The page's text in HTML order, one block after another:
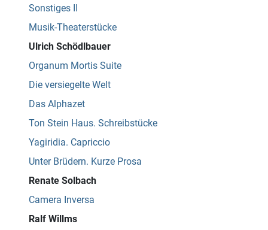
Sonstiges II
Musik-Theaterstücke
Ulrich Schödlbauer
Organum Mortis Suite
Die versiegelte Welt
Das Alphazet
Ton Stein Haus. Schreibstücke
Yagiridia. Capriccio
Unter Brüdern. Kurze Prosa
Renate Solbach
Camera Inversa
Ralf Willms